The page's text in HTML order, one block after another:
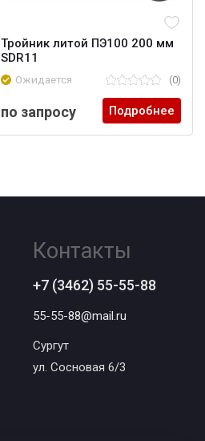
Тройник литой ПЭ100 200 мм
SDR11
Ожидается (0)
по запросу Подробнее
Контакты
+7 (3462) 55-55-88
55-55-88@mail.ru
Сургут
ул. Сосновая 6/3